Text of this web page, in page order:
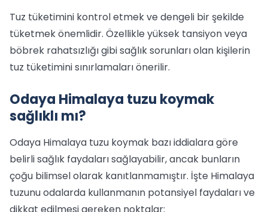
Tuz tüketimini kontrol etmek ve dengeli bir şekilde
tüketmek önemlidir. Özellikle yüksek tansiyon veya
böbrek rahatsızlığı gibi sağlık sorunları olan kişilerin
tuz tüketimini sınırlamaları önerilir.
Odaya Himalaya tuzu koymak
sağlıklı mı?
Odaya Himalaya tuzu koymak bazı iddialara göre
belirli sağlık faydaları sağlayabilir, ancak bunların
çoğu bilimsel olarak kanıtlanmamıştır. İşte Himalaya
tuzunu odalarda kullanmanın potansiyel faydaları ve
dikkat edilmesi gereken noktalar: